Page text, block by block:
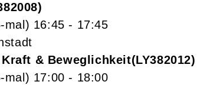
mal) 16:45 - 17:45
& Beweglichkeit LY382012
mal) 17:00 - 18:00